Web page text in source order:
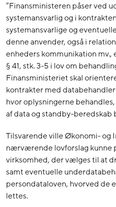
”Finansministeren påser ved
systemansvarlig og i
systemansvarlige og
denne anvender, også i
enheders kommunikation
§ 41, stk. 3-5 i lov om
Finansministeriet skal
kontrakter med
hvor oplysningerne
af data og standby-beredskab
Tilsvarende ville Økonomi- og
nærværende lovforslag kunne
virksomhed, der vælges til at
samt eventuelle
persondataloven, hvorved de
lettes.